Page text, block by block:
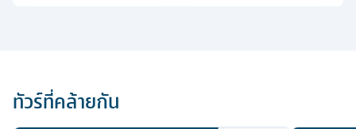
ทัวร์ที่คล้ายกัน